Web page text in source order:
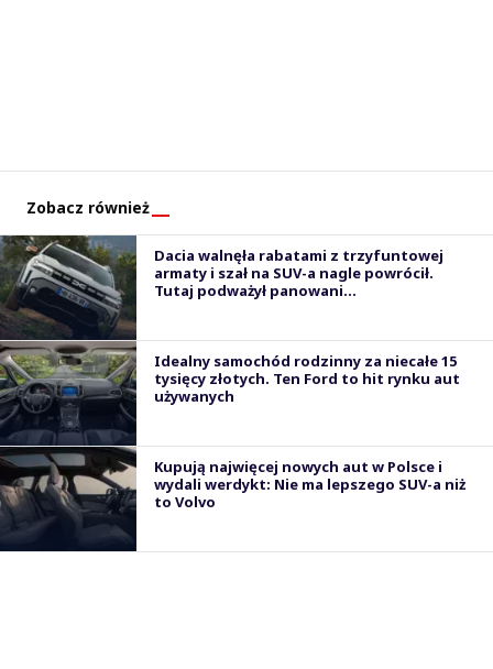
Zobacz również
Dacia walnęła rabatami z trzyfuntowej
armaty i szał na SUV-a nagle powrócił.
Tutaj podważył panowani...
Idealny samochód rodzinny za niecałe 15
tysięcy złotych. Ten Ford to hit rynku aut
używanych
Kupują najwięcej nowych aut w Polsce i
wydali werdykt: Nie ma lepszego SUV-a niż
to Volvo